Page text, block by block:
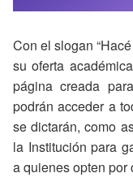
Con el slogan
su oferta
página creada
podrán acceder a
se dictarán, como
la Institución para
a quienes opten por